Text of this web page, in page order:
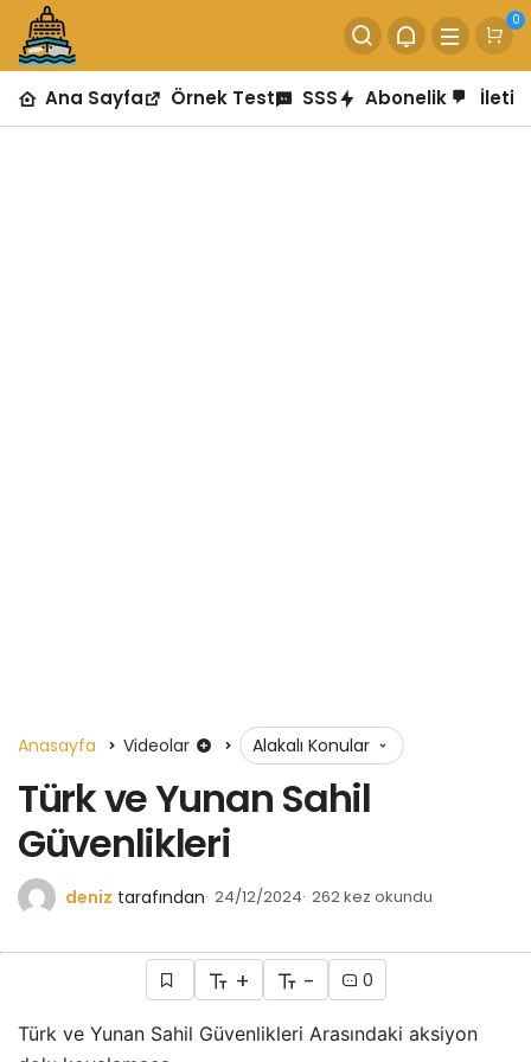
0
Ana Sayfa Örnek Test SSS Abonelik
Anasayfa Videolar Alakalı Konular
Türk ve Yunan Sahil
Güvenlikleri
deniz tarafından 24/12/2024 262 kez okundu
+ - 0
Türk ve Yunan Sahil Güvenlikleri Arasındaki aksiyon